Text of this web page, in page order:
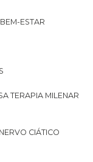
ESTAR
TERAPIA MILENAR
CIÁTICO